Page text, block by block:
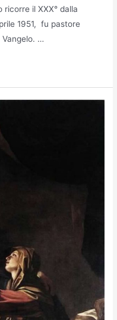
ricorre il XXX° dalla
1951, fu pastore
…